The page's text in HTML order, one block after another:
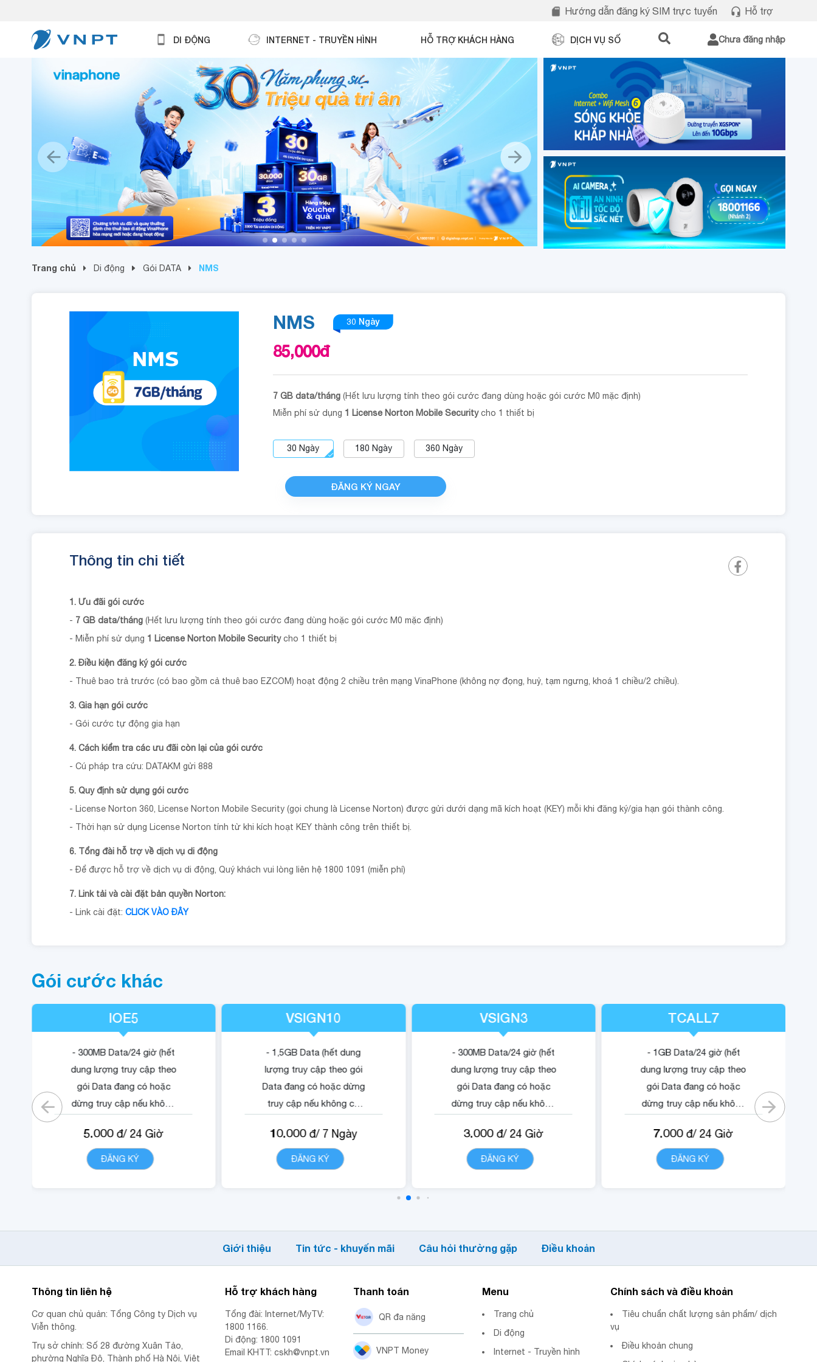
Hướng dẫn đăng ký SIM trực tuyến Hỗ trợ
DI ĐỘNG INTERNET - TRUYỀN HÌNH HỖ TRỢ KHÁCH HÀNG DỊCH VỤ SỐ Chưa đăng nhập
Trang chủ Di động Gói DATA NMS
NMS 30 Ngày
85,000đ
7 GB data/tháng (Hết lưu lượng tính theo gói cước đang dùng hoặc gói cước M0 mặc định)
Miễn phí sử dụng 1 License Norton Mobile Securitycho 1 thiết bị
30 Ngày 180 Ngày 360 Ngày
ĐĂNG KÝ NGAY
Thông tin chi tiết
1. Ưu đãi gói cước
- 7 GB data/tháng (Hết lưu lượng tính theo gói cước đang dùng hoặc gói cước M0 mặc định)
- Miễn phí sử dụng 1 License Norton Mobile Securitycho 1 thiết bị
2. Điều kiện đăng ký gói cước
- Thuê bao trả trước (có bao gồm cả thuê bao EZCOM) hoạt động 2 chiều trên mạng VinaPhone (không nợ đọng, huỷ, tạm ngưng, khoá 1 chiều/2 chiều).
3. Gia hạn gói cước
- Gói cước tự động gia hạn
4. Cách kiểm tra các ưu đãi còn lại của gói cước
- Cú pháp tra cứu: DATAKM gửi 888
5. Quy định sử dụng gói cước
- License Norton 360, License Norton Mobile Security (gọi chung là License Norton) được gửi dưới dạng mã kích hoạt (KEY) mỗi khi đăng ký/gia hạn gói thành công.
- Thời hạn sử dụng License Norton tính từ khi kích hoạt KEY thành công trên thiết bị.
6. Tổng đài hỗ trợ về dịch vụ di động
- Để được hỗ trợ về dịch vụ di động, Quý khách vui lòng liên hệ 1800 1091 (miễn phí)
7. Link tải và cài đặt bản quyền Norton:
- Link cài đặt: CLICK VÀO ĐÂY
Gói cước khác
IOE5
- 300MB Data/24 giờ (hết
dung lượng truy cập theo
gói Data đang có hoặc
dừng truy cập nếu không
- Cộng 500 RUBY.
- 01 Mã Quyền Lợi IOE sử
dụng trong 24 giờ.
5.000đ/ 24 Giờ
ĐĂNG KÝ
VSIGN10
- 1,5GB Data (hết dung
lượng truy cập theo gói
Data đang có hoặc dừng
truy cập nếu không có
- Quyền lợi sử dụng nội
dung dịch vụ Vsign.
10.000đ/ 7 Ngày
CHI TIẾT ĐĂNG KÝ
VSIGN3
- 300MB Data/24 giờ (hết
dung lượng truy cập theo
gói Data đang có hoặc
dừng truy cập nếu không
- Quyền lợi sử dụng nội
dung dịch vụ Vsign.
3.000đ/ 24 Giờ
CHI TIẾT ĐĂNG KÝ
TCALL7
- 1GB Data/24 giờ (hết
dung lượng truy cập theo
gói Data đang có hoặc
dừng truy cập nếu không
- Quyền lợi sử dụng nội
dung dịch vụ Trustcall.
7.000đ/ 24 Giờ
CHI TIẾT ĐĂNG KÝCHI TIẾT
Giới thiệu Tin tức - khuyến mãi Câu hỏi thường gặp Điều khoản
Thông tin liên hệ
Cơ quan chủ quản: Tổng Công ty Dịch vụ
Viễn thông.
Trụ sở chính: Số 28 đường Xuân Tảo,
phường Nghĩa Đô, Thành phố Hà Nội, Việt
Hỗ trợ khách hàng
Tổng đài: Internet/MyTV:
1800 1166.
Di động: 1800 1091
Email KHTT: cskh@vnpt.vn
Thanh toán
QR đa năng
VNPT Money
Menu
Trang chủ
Di động
Internet - Truyền hình
Chính sách và điều khoản
Tiêu chuẩn chất lượng sản phẩm/ dịch
vụ
Điều khoản chung